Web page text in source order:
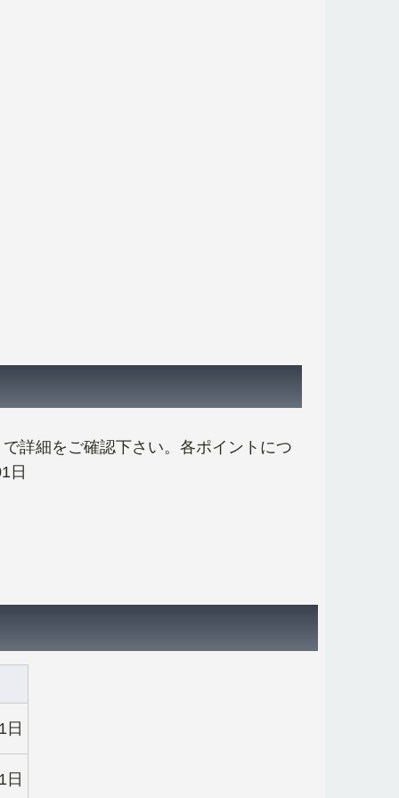
詳細をご確認下さい。各ポイントにつ
日
日
日